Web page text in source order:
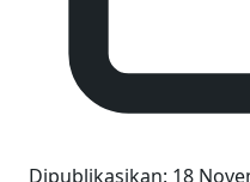
Dipublikasikan: 18